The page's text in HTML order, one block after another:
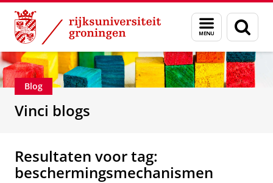
Skip
Content
Skip
Navigation
Menu
en
zoeken
Department of Innovation Management &
Blog
Vinci blogs
Resultaten voor tag:
beschermingsmechanismen